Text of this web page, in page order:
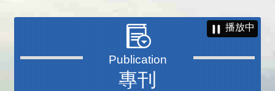
專刊
播放中